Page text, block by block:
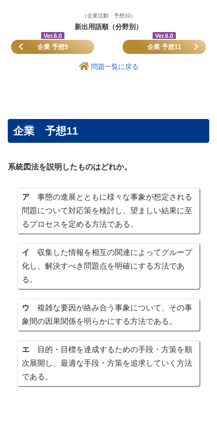
（企業活動 予想10）
新出用語順（分野別）
Ver.6.0 Ver.6.0
企業 予想9 企業 予想11
問題一覧に戻る
企業 予想11
系統図法を説明したものはどれか。
ア 事態の進展とともに様々な事象が想定される
問題について対応策を検討し、望ましい結果に至
るプロセスを定める方法である。
イ
収集した情報を相互の関連によってグループ
化し、解決すべき問題点を明確にする方法であ
る。
ウ 複雑な要因が絡み合う事象について、その事
象間の因果関係を明らかにする方法である。
エ 目的・目標を達成するための手段・方策を順
次展開し、最適な手段・方策を追求していく方法
である。